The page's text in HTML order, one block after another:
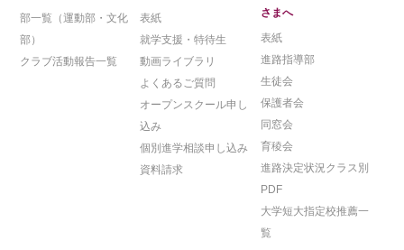
部一覧（運動部・文化
部）
クラブ活動報告一覧
表紙
就学支援・特待生
動画ライブラリ
よくあるご質問
オープンスクール申し
込み
個別進学相談申し込み
資料請求
さまへ
表紙
進路指導部
生徒会
保護者会
同窓会
育稜会
進路決定状況クラス別
PDF
大学短大指定校推薦一
覧